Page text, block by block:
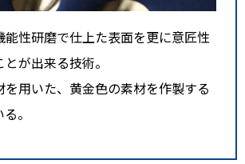
能性研磨で仕上た表面を更に意匠性
が出来る技術。
を用いた、黄金色の素材を作製する
。